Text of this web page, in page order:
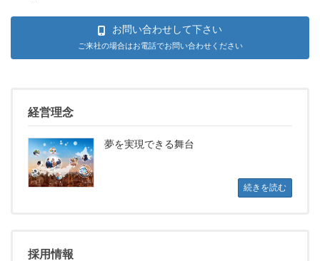
お問い合わせして下さい
ご来社の場合はお電話でお問い合わせください
経営理念
夢を実現できる舞台
続きを読む
採用情報